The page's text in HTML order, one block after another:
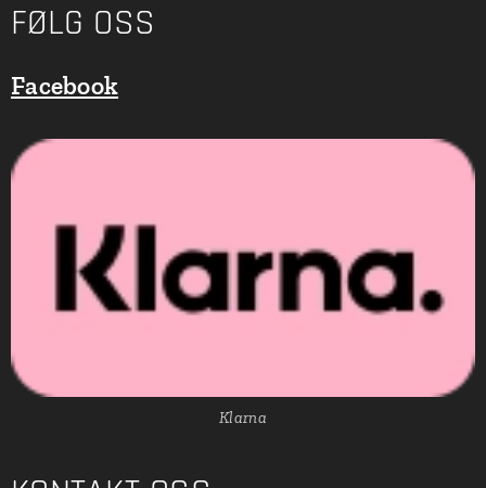
FØLG OSS
Facebook
Klarna